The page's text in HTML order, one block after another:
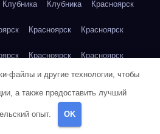
Клубника Клубника Красноярск
Красноярск Красноярск
Красноярск Красноярск
Красноярск Красноярск
Кукуруза
файлы и другие технологии, чтобы
а также предоставить лучший
опыт. OK